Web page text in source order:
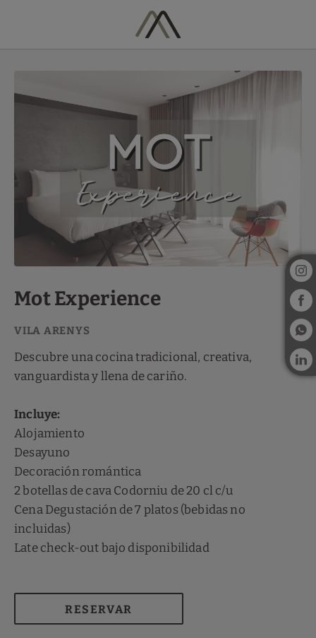
Mot Experience
Descubre una cocina tradicional, creativa,
vanguardista y llena de cariño.
Incluye:
Alojamiento
Desayuno
Decoración romántica
2 botellas de cava Codorniu de 20 cl c/u
Cena Degustación de 7 platos (bebidas no
incluidas)
Late check-out bajo disponibilidad
RESERVAR